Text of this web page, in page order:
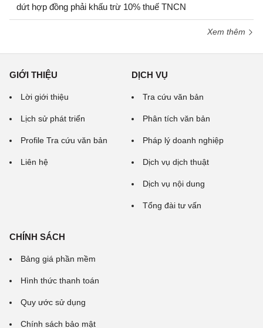
dứt hợp đồng phải khấu trừ 10% thuế TNCN
Xem thêm
GIỚI THIỆU
Lời giới thiệu
Lịch sử phát triển
Profile Tra cứu văn bản
Liên hệ
DỊCH VỤ
Tra cứu văn bản
Phân tích văn bản
Pháp lý doanh nghiệp
Dịch vụ dịch thuật
Dịch vụ nội dung
Tổng đài tư vấn
CHÍNH SÁCH
Bảng giá phần mềm
Hình thức thanh toán
Quy ước sử dụng
Chính sách bảo mật